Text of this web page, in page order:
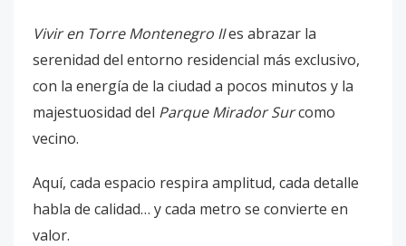
Vivir en Torre Montenegro IIes abrazar la
serenidad del entorno residencial más exclusivo,
con la energía de la ciudad a pocos minutos y la
majestuosidad del Parque Mirador Surcomo
vecino.
Aquí, cada espacio respira amplitud, cada detalle
habla de calidad… y cada metro se convierte en
valor.